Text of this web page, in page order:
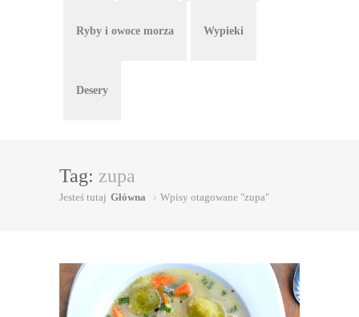
Ryby i owoce morza Wypieki
Desery
Tag: zupa
Jesteś tutaj Główna Wpisy otagowane "zupa"